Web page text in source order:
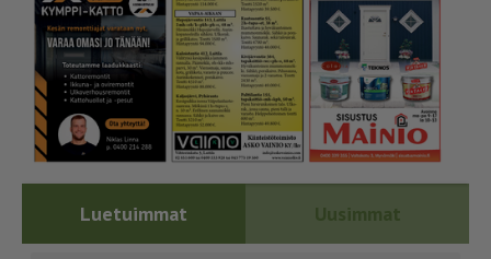
Luetuimmat Uusimmat